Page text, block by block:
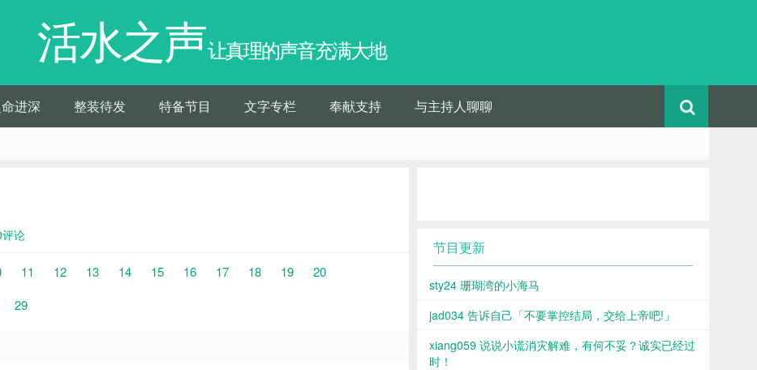
活水之声让真理的声音充满大地
进深 整装待发 特备节目 文字专栏 奉献支持 与主持人聊聊
论
11 12 13 14 15 16 17 18 19
20
29
节目更新
sty24 珊瑚湾的小海马
jad034 告诉自己「不要掌控结局，交给上帝吧!」
xiang059 说说小谎消灾解难，有何不妥？诚实已经过
时！